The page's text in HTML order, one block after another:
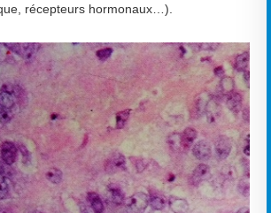
récepteurs hormonaux…).